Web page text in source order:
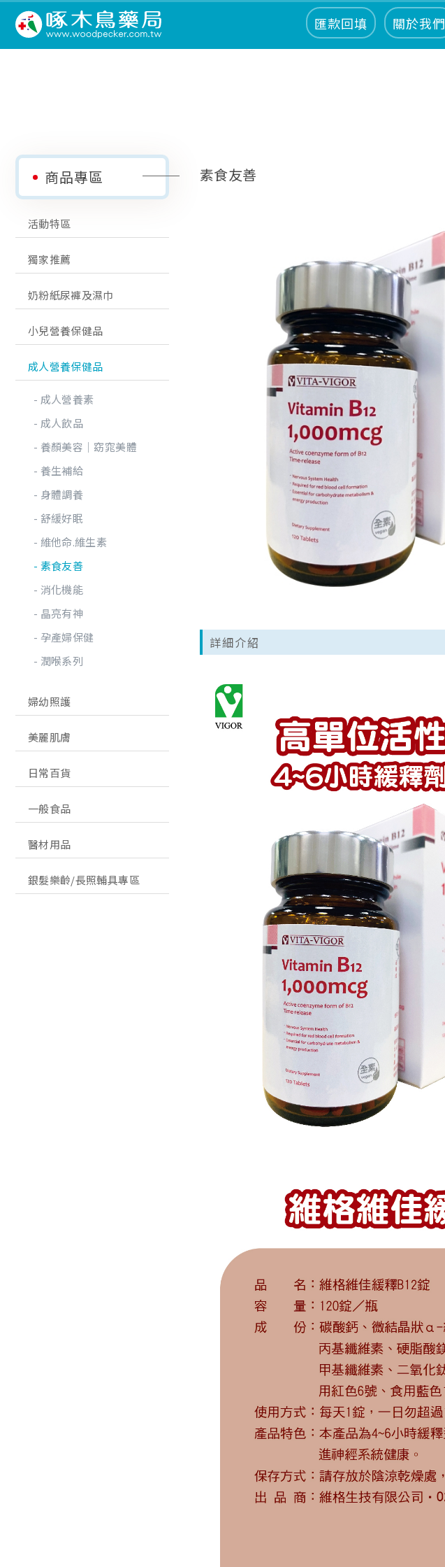
匯款回填 關於我們
商品專區
活動特區
獨家推薦
奶粉紙尿褲及濕巾
小兒營養保健品
成人營養保健品
成人營養素
成人飲品
養顏美容│窈窕美體
養生補給
身體調養
舒緩好眠
維他命.維生素
素食友善
消化機能
晶亮有神
孕產婦保健
潤喉系列
婦幼照護
美麗肌膚
日常百貨
一般食品
醫材用品
銀髮樂齡/長照輔具專區
素食友善
詳細介紹